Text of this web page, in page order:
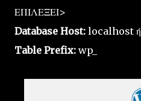
ΕΠΙΛΕΞΕΙ>
Database Host: localhost ή
Table Prefix: wp_